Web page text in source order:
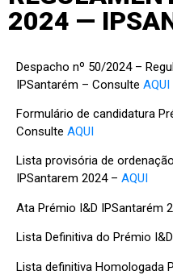
2024 —
Despacho nº 50/2024 –
IPSantarém – Consulte AQUI
Formulário de candidatura
Consulte AQUI
Lista provisória de
IPSantarem 2024 – AQUI
Ata Prémio I&D IPSantarém
Lista Definitiva do Prémio
Lista definitiva Homologada